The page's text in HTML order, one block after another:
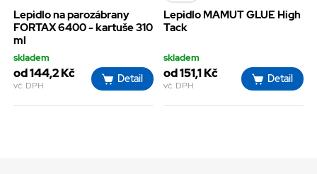
Lepidlo na parozábrany
FORTAX 6400 - kartuše 310
ml
skladem
od 144,2 Kč
vč. DPH
Detail
Lepidlo MAMUT GLUE High
Tack
skladem
od 151,1 Kč
vč. DPH
Detail